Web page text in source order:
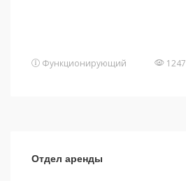
Функционирующий
Отдел аренды